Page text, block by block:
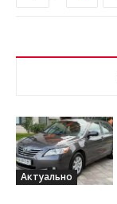
Актуально